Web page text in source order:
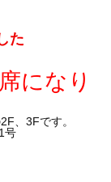
た
になり
、3Fです。
号